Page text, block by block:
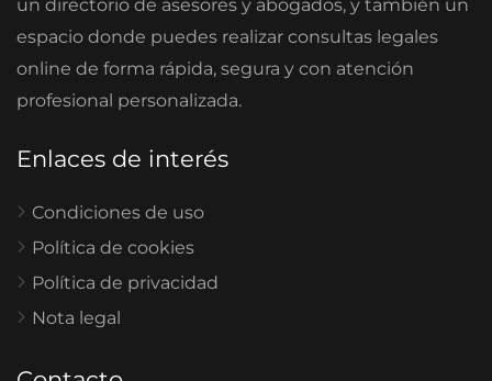
un directorio de asesores y abogados, y también un
espacio donde puedes realizar consultas legales
online de forma rápida, segura y con atención
profesional personalizada.
Enlaces de interés
Condiciones de uso
Política de cookies
Política de privacidad
Nota legal